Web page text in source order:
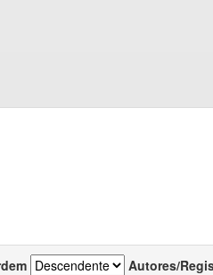
Autores/